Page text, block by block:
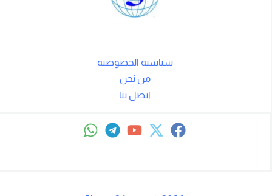
سياسية الخصوصية
من نحن
اتصل بنا